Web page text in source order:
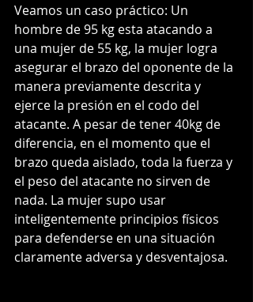
Veamos un caso práctico: Un
hombre de 95 kg esta atacando a
una mujer de 55 kg, la mujer logra
asegurar el brazo del oponente de la
manera previamente descrita y
ejerce la presión en el codo del
atacante. A pesar de tener 40kg de
diferencia, en el momento que el
brazo queda aislado, toda la fuerza y
el peso del atacante no sirven de
nada. La mujer supo usar
inteligentemente principios físicos
para defenderse en una situación
claramente adversa y desventajosa.